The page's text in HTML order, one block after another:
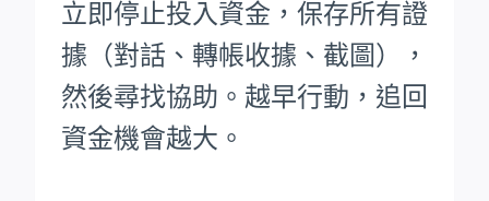
立即停止投入資金，保存所有證
據（對話、轉帳收據、截圖），
然後尋找協助。越早行動，追回
資金機會越大。